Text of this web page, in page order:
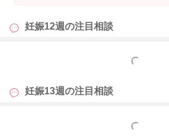
妊娠12週の注目相談
もっと見る
妊娠13週の注目相談
もっと見る